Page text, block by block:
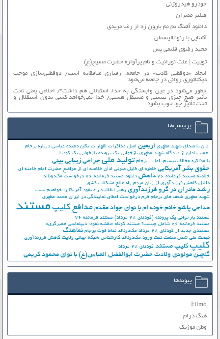
خودرو هیدروژنی
فیلتر ممبران
دانلود آهنگ نم نم بارون زد از رضا مریدی
آشنایی با رنو تالیسمان
مجید رضوی قلبمی پس
توییت | علت نورانیت و نام پرآوازه حضرت مسیح(ع)
ایجاد «دوقطبی کاذب» در جامعه، رفتاری منافقانه است/ دوقطبی‌سازی موجب
دیکتاتوری روانی در جامعه می‌شود
چطور می‌شود در عین وابستگی به خدا، استقلال هم داشت؟/ اخلاص یعنی تحت
تأثیر هیچ چیزی نیستی و مستقل هستی/ خدا نمی‌خواهد کسی بدون استقلال و
تحت تأثیر جوّ، خوب بشود
برچسب‌ها
اذان با صدای شهید مطهری اربعین اصل مذاکرات اظهارات تکان دهنده عباسی درباره برجام
اهمیت اذان از دیدگاه شهید مطهری بازخوانی یک پرونده بازخوانی یک کودتا
با مذاکره مخالف نیستم، اما ... برجام تولید ملی جراحی زیبایی بینی
حقوق بشر آمریکایی خاطره ای فایل صوتی اذان خلاصه ای از مواضع حضرت امام خامنه ای
خلاصه مستند فرمانده 76
داعش دانلود مستند فرمانده 76
درخواست مک‌دونالد
دلایل کاهش فرزندآوری از زبان مردم راه علاج مشکلات کشور ...
رشد مادران در گرو فرزندآوری رهبر انقلاب: راه نفوذ آمریکا را خواهیم بست
شهید مطهری ضعف های برجام فرم درخواست اعطای نمایندگی در ایران محمد مطهری
مداحی پاشو خانم خونه ام با نوای جواد مقدم مدافع کلیپ مستند
مستند بازخوانی یک پرونده (کودتای 28 مرداد)
مستند فرمانده 76
مستند فرمانده 76 شامل چیست؟
مستند کوتاه «نقشه نفوذ؛ دیپلماسی همبرگری»
مستندی جدید از کودتای 28 مرداد
مک‌دونالد نقاط قوت برجام نماهنگ
نهضت ملي شدن صنعت نفت ورود مک‌دونالد کارشناس شبکه جهانی ولایت کاهش فرزندآوری
کلیپ کلیپ مستند کودتای 28 مرداد
گلچین مولودی ولادت حضرت ابوالفضل العباس(ع) با نوای محمود کریمی
پیوندها
Filmo
هنگ درام
وطن موزیک